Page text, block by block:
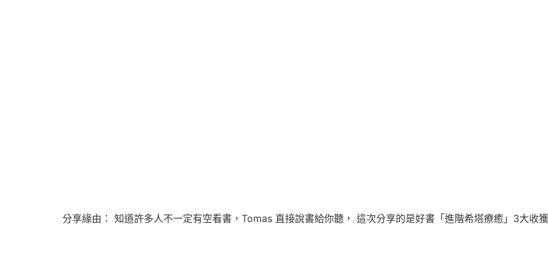
分享緣由： 知道許多人不一定有空看書，Tomas 直接說書給你聽， 這次分享的是好書「進階希塔療癒」3大收